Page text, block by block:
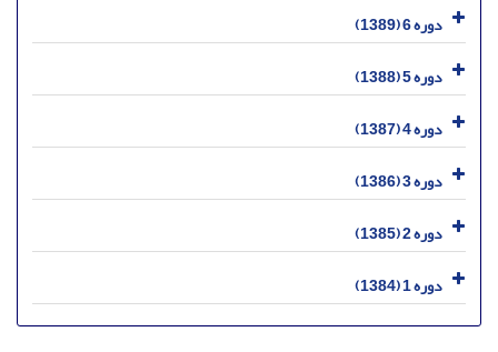
دوره 6 (1389)
دوره 5 (1388)
دوره 4 (1387)
دوره 3 (1386)
دوره 2 (1385)
دوره 1 (1384)